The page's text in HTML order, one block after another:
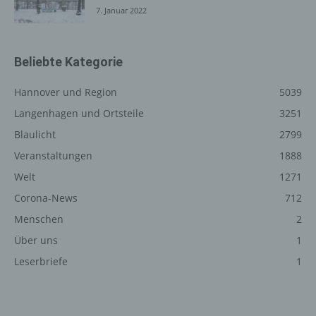
7. Januar 2022
Beliebte Kategorie
Hannover und Region
5039
Langenhagen und Ortsteile
3251
Blaulicht
2799
Veranstaltungen
1888
Welt
1271
Corona-News
712
Menschen
2
Über uns
1
Leserbriefe
1
betroffenen Person jederzeit auf Anfrage Auskunft
darüber, welche personenbezogenen Daten über die
oder löscht der für die Verarbeitung Verantwortliche
personenbezogene Daten auf Wunsch oder Hinweis der
betroffenen Person, soweit dem keine gesetzlichen
Gesamtheit der Mitarbeiter des für die Verarbeitung
Verantwortlichen stehen der betroffenen Person in
diesem Zusammenhang als Ansprechpartner zur
Kontaktmöglichkeit über die
Internetseite
Die Internetseite enthält aufgrund von gesetzlichen
Vorschriften Angaben, die eine schnelle elektronische